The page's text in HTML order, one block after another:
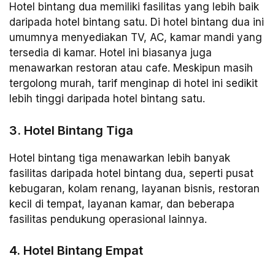
Hotel bintang dua memiliki fasilitas yang lebih baik
daripada hotel bintang satu. Di hotel bintang dua ini
umumnya menyediakan TV, AC, kamar mandi yang
tersedia di kamar. Hotel ini biasanya juga
menawarkan restoran atau cafe. Meskipun masih
tergolong murah, tarif menginap di hotel ini sedikit
lebih tinggi daripada hotel bintang satu.
3. Hotel Bintang Tiga
Hotel bintang tiga menawarkan lebih banyak
fasilitas daripada hotel bintang dua, seperti pusat
kebugaran, kolam renang, layanan bisnis, restoran
kecil di tempat, layanan kamar, dan beberapa
fasilitas pendukung operasional lainnya.
4. Hotel Bintang Empat